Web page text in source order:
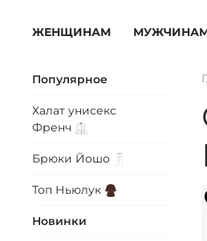
ЖЕНЩИНАМ
Популярное
Халат унисекс
Френч
Брюки Йошо
Топ Ньюлук
Новинки